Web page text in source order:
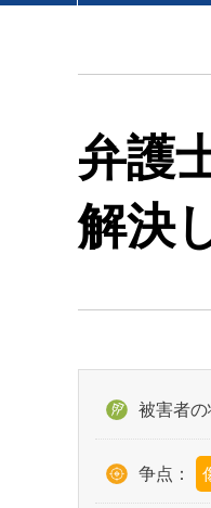
弁護
解決
被害者の
争点：